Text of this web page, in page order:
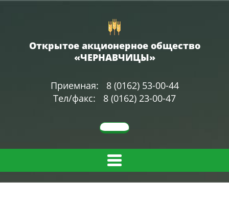
Открытое акционерное общество
«ЧЕРНАВЧИЦЫ»
Приемная: 8 (0162) 53-00-44
Тел/факс: 8 (0162) 23-00-47